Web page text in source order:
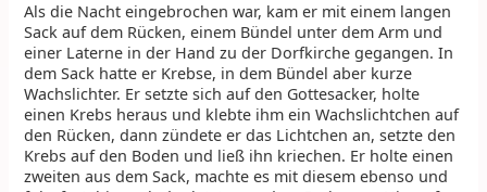
Als die Nacht eingebrochen war, kam er mit einem langen
Sack auf dem Rücken, einem Bündel unter dem Arm und
einer Laterne in der Hand zu der Dorfkirche gegangen. In
dem Sack hatte er Krebse, in dem Bündel aber kurze
Wachslichter. Er setzte sich auf den Gottesacker, holte
einen Krebs heraus und klebte ihm ein Wachslichtchen auf
den Rücken, dann zündete er das Lichtchen an, setzte den
Krebs auf den Boden und ließ ihn kriechen. Er holte einen
zweiten aus dem Sack, machte es mit diesem ebenso und